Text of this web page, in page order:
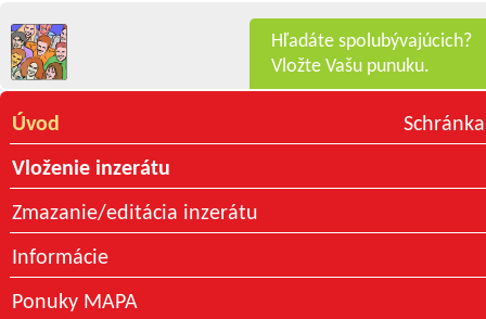
Hľadáte spolubývajúcich?
Vložte Vašu punuku.
Úvod
Vloženie inzerátu
Zmazanie/editácia inzerátu
Informácie
Ponuky MAPA